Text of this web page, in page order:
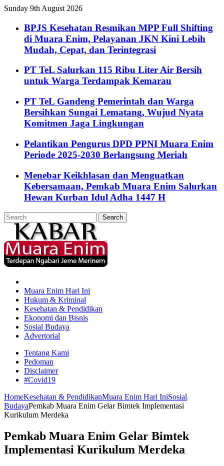
Sunday 9th August 2026
BPJS Kesehatan Resmikan MPP Full Shifting
di Muara Enim, Pelayanan JKN Kini Lebih
Mudah, Cepat, dan Terintegrasi
PT TeL Salurkan 115 Ribu Liter Air Bersih
untuk Warga Terdampak Kemarau
PT TeL Gandeng Pemerintah dan Warga
Bersihkan Sungai Lematang, Wujud Nyata
Komitmen Jaga Lingkungan
Pelantikan Pengurus DPD PPNI Muara Enim
Periode 2025-2030 Berlangsung Meriah
Menebar Keikhlasan dan Menguatkan
Kebersamaan, Pemkab Muara Enim Salurkan
Hewan Kurban Idul Adha 1447 H
Muara Enim Hari Ini
Hukum & Kriminal
Kesehatan & Pendidikan
Ekonomi dan Bisnis
Sosial Budaya
Advertorial
Tentang Kami
Pedoman
Disclaimer
#Covid19
HomeKesehatan & PendidikanMuara Enim Hari IniSosial
BudayaPemkab Muara Enim Gelar Bimtek Implementasi
Kurikulum Merdeka
Pemkab Muara Enim Gelar Bimtek
Implementasi Kurikulum Merdeka